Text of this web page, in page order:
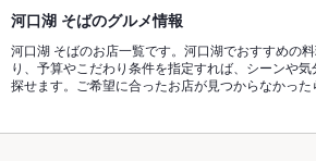
河口湖 そばのグルメ情報
河口湖 そばのお店一覧です。河口湖でおすすめの
り、予算やこだわり条件を指定すれば、シーンや
探せます。ご希望に合ったお店が見つからなかっ
節のおすすめ料理など、お店の最新情報をご紹介